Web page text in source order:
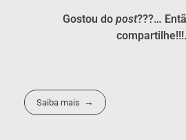
Gostou do post???…
Saiba mais